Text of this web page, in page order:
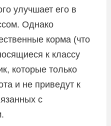
улучшает его в
Однако
корма (что
к классу
которые только
и не приведут к
с